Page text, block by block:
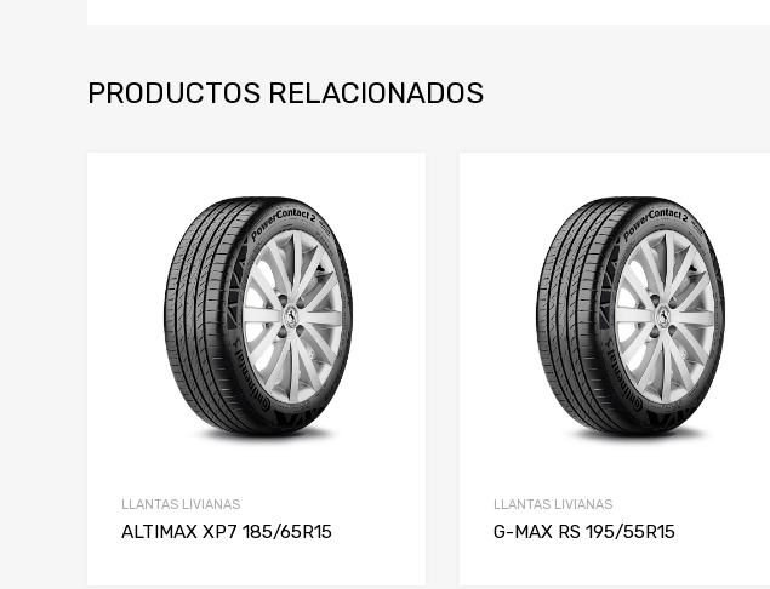
PRODUCTOS RELACIONADOS
LLANTAS LIVIANAS
ALTIMAX XP7 185/65R15
LLANTAS LIVIANAS
G-MAX RS 195/55R15